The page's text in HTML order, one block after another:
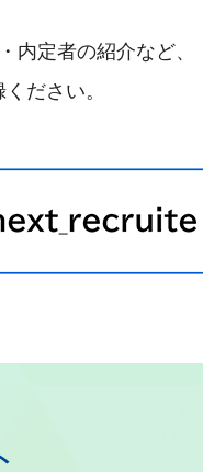
を含む）】
いて
内定者の紹介など、
ださい。